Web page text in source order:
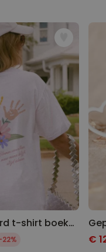
met gezicht
44,99 €
champagne
29,99 €
voor 't
39,99 €
Gepersonaliseerd t-shirt boeket bloemen met handafdruk
€